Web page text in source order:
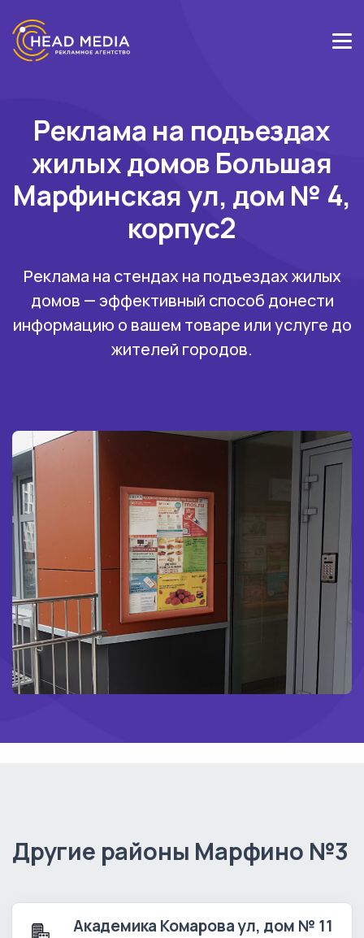
Реклама на подъездах
жилых домов Большая
Марфинская ул, дом № 4,
корпус2
Реклама на стендах на подъездах жилых
домов — эффективный способ донести
информацию о вашем товаре или услуге до
жителей городов.
Другие районы Марфино №3
Академика Комарова ул, дом № 11